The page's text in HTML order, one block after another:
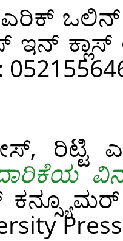
ಎರಿಕ್ ಒಲಿನ್
ಇನ್
ರಿಟ್ಟಿ